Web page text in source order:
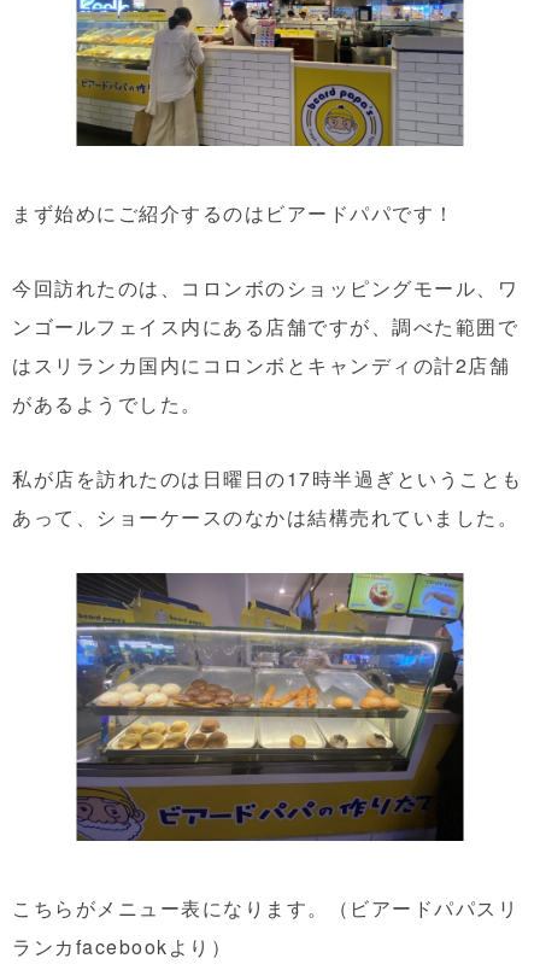
まず始めにご紹介するのはビアードパパです！
今回訪れたのは、コロンボのショッピングモール、ワ
ンゴールフェイス内にある店舗ですが、調べた範囲で
はスリランカ国内にコロンボとキャンディの計2店舗
があるようでした。
私が店を訪れたのは日曜日の17時半過ぎということも
あって、ショーケースのなかは結構売れていました。
こちらがメニュー表になります。（ビアードパパスリ
ランカfacebookより）